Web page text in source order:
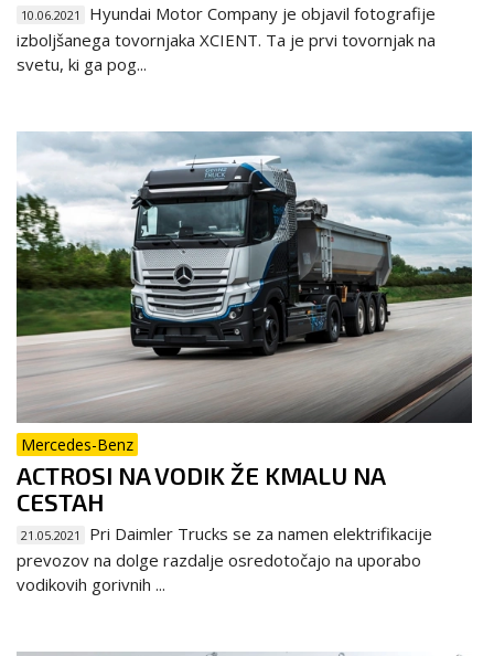
10.06.2021
Hyundai Motor Company je objavil fotografije
izboljšanega tovornjaka XCIENT. Ta je prvi tovornjak na
svetu, ki ga pog...
Mercedes-Benz
ACTROSI NA VODIK ŽE KMALU NA
CESTAH
21.05.2021
Pri Daimler Trucks se za namen elektrifikacije
prevozov na dolge razdalje osredotočajo na uporabo
vodikovih gorivnih ...